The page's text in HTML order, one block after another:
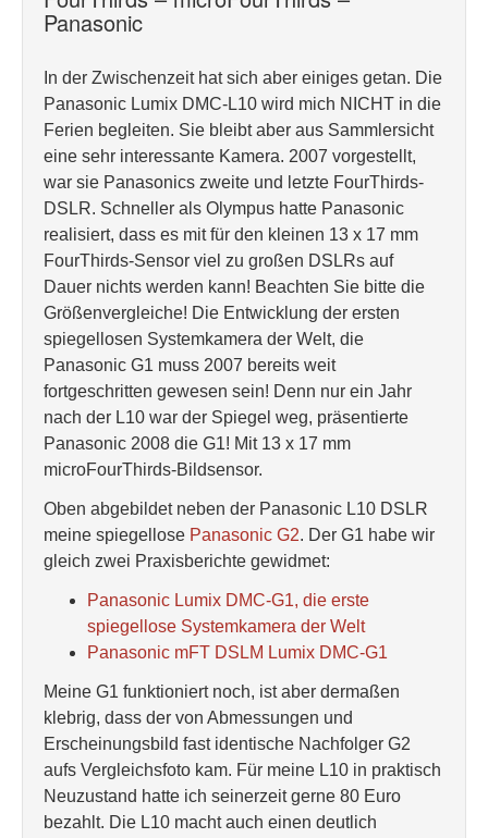
Panasonic
In der Zwischenzeit hat sich aber einiges getan. Die
Panasonic Lumix DMC-L10 wird mich NICHT in die
Ferien begleiten. Sie bleibt aber aus Sammlersicht
eine sehr interessante Kamera. 2007 vorgestellt,
war sie Panasonics zweite und letzte FourThirds-
DSLR. Schneller als Olympus hatte Panasonic
realisiert, dass es mit für den kleinen 13 x 17 mm
FourThirds-Sensor viel zu großen DSLRs auf
Dauer nichts werden kann! Beachten Sie bitte die
Größenvergleiche! Die Entwicklung der ersten
spiegellosen Systemkamera der Welt, die
Panasonic G1 muss 2007 bereits weit
fortgeschritten gewesen sein! Denn nur ein Jahr
nach der L10 war der Spiegel weg, präsentierte
Panasonic 2008 die G1! Mit 13 x 17 mm
microFourThirds-Bildsensor.
Oben abgebildet neben der Panasonic L10 DSLR
meine spiegellose Panasonic G2. Der G1 habe wir
gleich zwei Praxisberichte gewidmet:
Panasonic Lumix DMC-G1, die erste
spiegellose Systemkamera der Welt
Panasonic mFT DSLM Lumix DMC-G1
Meine G1 funktioniert noch, ist aber dermaßen
klebrig, dass der von Abmessungen und
Erscheinungsbild fast identische Nachfolger G2
aufs Vergleichsfoto kam. Für meine L10 in praktisch
Neuzustand hatte ich seinerzeit gerne 80 Euro
bezahlt. Die L10 macht auch einen deutlich